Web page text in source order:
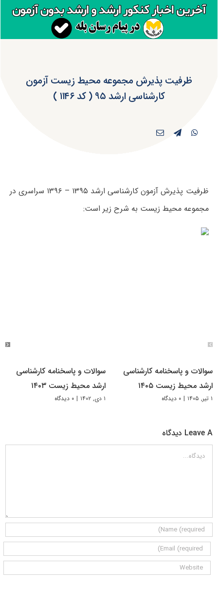
ظرفیت پذیرش مجموعه محیط زیست آزمون
کارشناسی ارشد ۹۵ ( کد ۱۱۴۶ )
ظرفیت پذیرش آزمون کارشناسی ارشد ۱۳۹۵ – ۱۳۹۶ سراسری در
مجموعه محیط زیست به شرح زیر است:
سوالات و پاسخنامه کارشناسی
ارشد محیط زیست ۱۴۰۵
۱ تیر, ۱۴۰۵ | ۰ دیدگاه
سوالات و پاسخنامه کارشناسی
ارشد محیط زیست ۱۴۰۳
۱ دی, ۱۴۰۲ | ۰ دیدگاه
Leave A دیدگاه
دیدگاه